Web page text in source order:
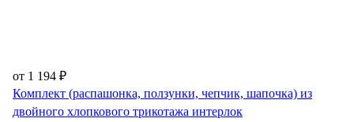
от 1 194 ₽
Комплект (распашонка, ползунки, чепчик, шапочка) из
двойного хлопкового трикотажа интерлок